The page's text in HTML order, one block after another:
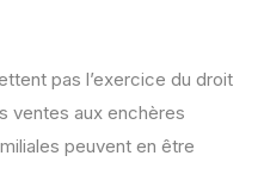
pas l’exercice du droit
ventes aux enchères
peuvent en être